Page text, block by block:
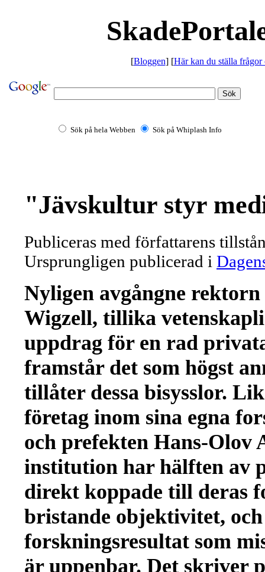
[Bloggen] [Här kan du ställa frågor
Sök på hela Webben Sök på Whiplash Info
"Jävskultur styr
Publiceras med författarens
Ursprungligen publicerad i
Nyligen avgångne
Wigzell, tillika
uppdrag för en rad
framstår det som högst
tillåter dessa bisysslor.
företag inom sina egna
och prefekten Hans-Olov
institution har hälften av
direkt koppade till deras
bristande objektivitet,
forskningsresultat som
är uppenbar. Det skriver